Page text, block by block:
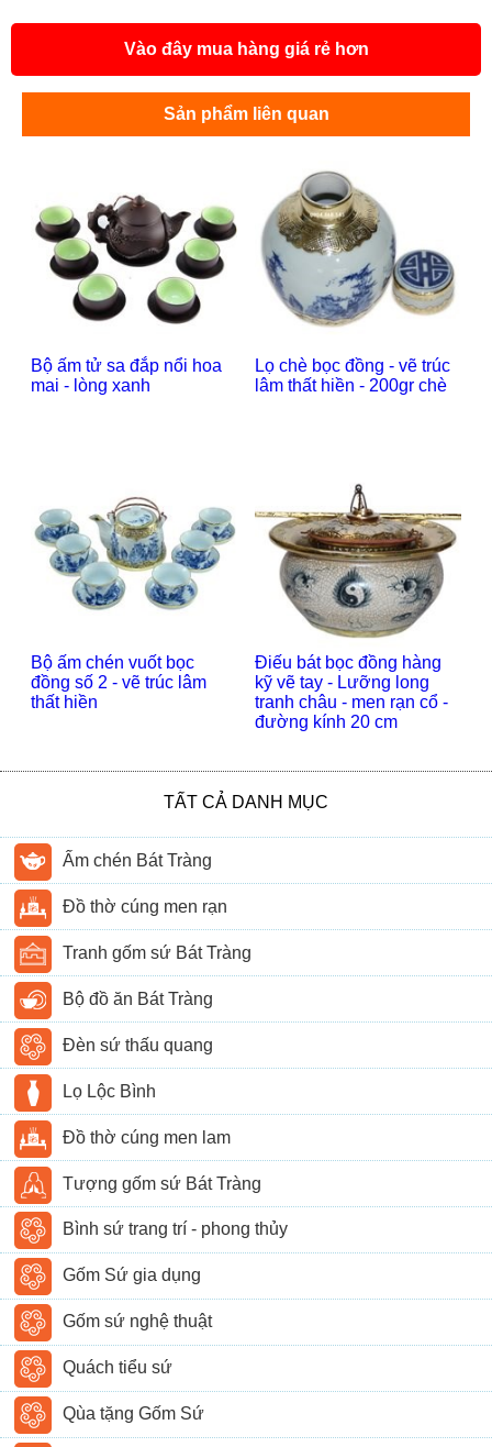
Vào đây mua hàng giá rẻ hơn
Sản phẩm liên quan
Bộ ấm tử sa đắp nổi hoa
mai - lòng xanh
Lọ chè bọc đồng - vẽ trúc
lâm thất hiền - 200gr chè
Bộ ấm chén vuốt bọc
đồng số 2 - vẽ trúc lâm
thất hiền
Điếu bát bọc đồng hàng
kỹ vẽ tay - Lưỡng long
tranh châu - men rạn cổ -
đường kính 20 cm
TẤT CẢ DANH MỤC
Ấm chén Bát Tràng
Đồ thờ cúng men rạn
Tranh gốm sứ Bát Tràng
Bộ đồ ăn Bát Tràng
Đèn sứ thấu quang
Lọ Lộc Bình
Đồ thờ cúng men lam
Tượng gốm sứ Bát Tràng
Bình sứ trang trí - phong thủy
Gốm Sứ gia dụng
Gốm sứ nghệ thuật
Quách tiểu sứ
Qùa tặng Gốm Sứ